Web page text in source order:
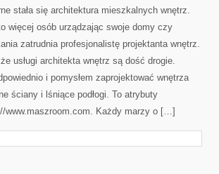
SWOJEGO
stała się architektura mieszkalnych wnętrz.
więcej osób urządzając swoje domy czy
zatrudnia profesjonalistę projektanta wnętrz.
usługi architekta wnętrz są dość drogie.
i pomysłem zaprojektować wnętrza
ściany i lśniące podłogi. To atrybuty
www.maszroom.com. Każdy marzy o […]